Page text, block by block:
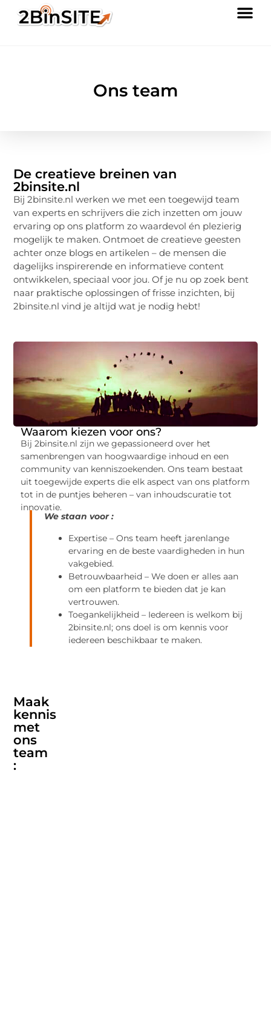
Ons team
De creatieve breinen van
2binsite.nl
Bij 2binsite.nl werken we met een toegewijd team
van experts en schrijvers die zich inzetten om jouw
ervaring op ons platform zo waardevol én plezierig
mogelijk te maken. Ontmoet de creatieve geesten
achter onze blogs en artikelen – de mensen die
dagelijks inspirerende en informatieve content
ontwikkelen, speciaal voor jou. Of je nu op zoek bent
naar praktische oplossingen of frisse inzichten, bij
2binsite.nl vind je altijd wat je nodig hebt!
Waarom kiezen voor ons?
Bij 2binsite.nl zijn we gepassioneerd over het
samenbrengen van hoogwaardige inhoud en een
community van kenniszoekenden. Ons team bestaat
uit toegewijde experts die elk aspect van ons platform
tot in de puntjes beheren – van inhoudscuratie tot
innovatie.
We staan voor :
Expertise – Ons team heeft jarenlange
ervaring en de beste vaardigheden in hun
vakgebied.
Betrouwbaarheid – We doen er alles aan
om een platform te bieden dat je kan
vertrouwen.
Toegankelijkheid – Iedereen is welkom bij
2binsite.nl; ons doel is om kennis voor
iedereen beschikbaar te maken.
Maak
kennis
met
ons
team
: